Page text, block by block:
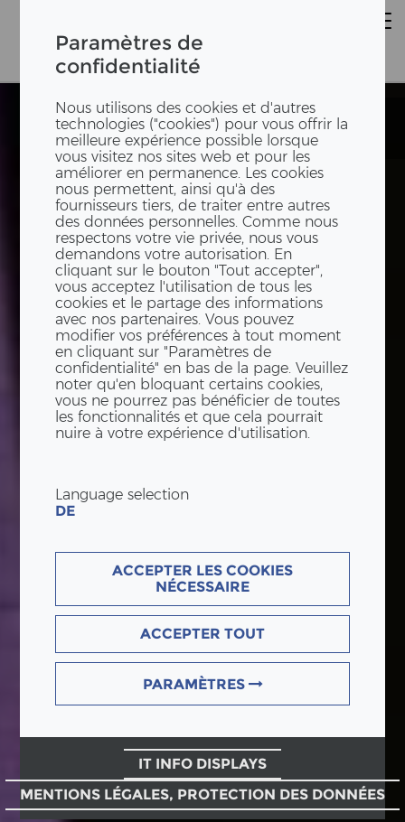
Paramètres de
confidentialité
Nous utilisons des cookies et d'autres
technologies ("cookies") pour vous offrir la
meilleure expérience possible lorsque
vous visitez nos sites web et pour les
améliorer en permanence. Les cookies
nous permettent, ainsi qu'à des
fournisseurs tiers, de traiter entre autres
des données personnelles. Comme nous
respectons votre vie privée, nous vous
demandons votre autorisation. En
cliquant sur le bouton "Tout accepter",
vous acceptez l'utilisation de tous les
cookies et le partage des informations
avec nos partenaires. Vous pouvez
modifier vos préférences à tout moment
en cliquant sur "Paramètres de
confidentialité" en bas de la page. Veuillez
noter qu'en bloquant certains cookies,
vous ne pourrez pas bénéficier de toutes
les fonctionnalités et que cela pourrait
nuire à votre expérience d'utilisation.
Language selection
DE
ACCEPTER LES COOKIES
NÉCESSAIRE
ACCEPTER TOUT
PARAMÈTRES
IT INFO DISPLAYS
MENTIONS LÉGALES, PROTECTION DES DONNÉES
State Street
Bank
State Street
Bank